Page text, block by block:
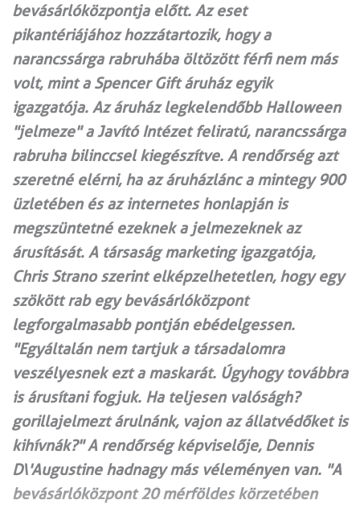
bevásárlóközpontja előtt. Az eset
pikantériájához hozzátartozik, hogy a
narancssárga rabruhába öltözött férfi nem más
volt, mint a Spencer Gift áruház egyik
igazgatója. Az áruház legkelendőbb Halloween
"jelmeze" a Javító Intézet feliratú, narancssárga
rabruha bilinccsel kiegészítve. A rendőrség azt
szeretné elérni, ha az áruházlánc a mintegy 900
üzletében és az internetes honlapján is
megszüntetné ezeknek a jelmezeknek az
árusítását. A társaság marketing igazgatója,
Chris Strano szerint elképzelhetetlen, hogy egy
szökött rab egy bevásárlóközpont
legforgalmasabb pontján ebédelgessen.
"Egyáltalán nem tartjuk a társadalomra
veszélyesnek ezt a maskarát. Úgyhogy továbbra
is árusítani fogjuk. Ha teljesen valóságh?
gorillajelmezt árulnánk, vajon az állatvédőket is
kihívnák?" A rendőrség képviselője, Dennis
D\'Augustine hadnagy más véleményen van. "A
bevásárlóközpont 20 mérföldes körzetében